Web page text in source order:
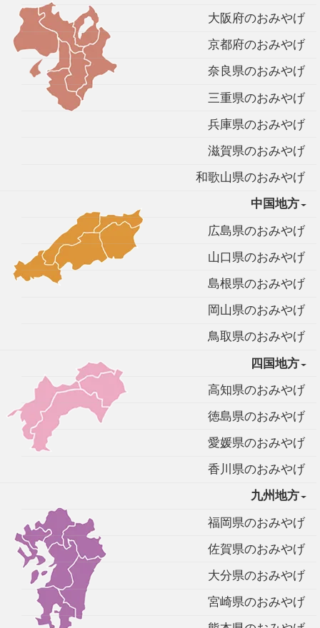
大阪府のおみやげ
京都府のおみやげ
奈良県のおみやげ
三重県のおみやげ
兵庫県のおみやげ
滋賀県のおみやげ
和歌山県のおみやげ
中国地方
広島県のおみやげ
山口県のおみやげ
島根県のおみやげ
岡山県のおみやげ
鳥取県のおみやげ
四国地方
高知県のおみやげ
徳島県のおみやげ
愛媛県のおみやげ
香川県のおみやげ
九州地方
福岡県のおみやげ
佐賀県のおみやげ
大分県のおみやげ
宮崎県のおみやげ